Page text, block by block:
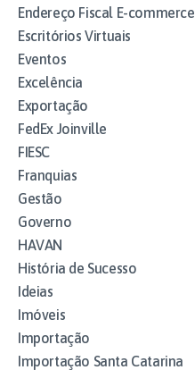
Endereço Fiscal E-commerce
Escritórios Virtuais
Eventos
Excelência
Exportação
FedEx Joinville
FIESC
Franquias
Gestão
Governo
HAVAN
História de Sucesso
Ideias
Imóveis
Importação
Importação Santa Catarina